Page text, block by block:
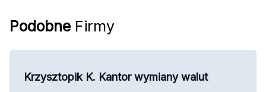
Podobne Firmy
Krzysztopik K. Kantor wymiany walut